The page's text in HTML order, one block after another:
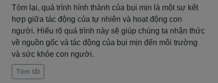
Tóm lại, quá trình hình thành của bụi mịn là một sự kết
hợp giữa tác động của tự nhiên và hoạt động con
người. Hiểu rõ quá trình này sẽ giúp chúng ta nhận thức
về nguồn gốc và tác động của bụi mịn đến môi trường
và sức khỏe con người.
Tóm tắt